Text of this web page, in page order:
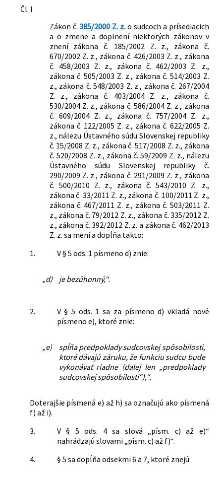
185/2002 Z. z.
niektorých zákonov
461/2003 Z. z.
Zákon o sociálnom poistení
215/2004 Z. z.
Zákon o ochrane utajovaných
skutočností a o zmene a doplnení
niektorých zákonov
757/2004 Z. z.
Zákon o súdoch a o zmene a doplnení
niektorých zákonov
301/2005 Z. z.
Trestný poriadok
Čl. I
Zákon č.385/2000 Z. z. o sudcoch a prísediacich
a o zmene a doplnení niektorých zákonov v
znení zákona č. 185/2002 Z. z., zákona č.
670/2002 Z. z., zákona č. 426/2003 Z. z., zákona
č. 458/2003 Z. z., zákona č. 462/2003 Z. z.,
zákona č. 505/2003 Z. z., zákona č. 514/2003 Z.
z., zákona č. 548/2003 Z. z., zákona č. 267/2004
Z. z., zákona č. 403/2004 Z. z., zákona č.
530/2004 Z. z., zákona č. 586/2004 Z. z., zákona
č. 609/2004 Z. z., zákona č. 757/2004 Z. z.,
zákona č. 122/2005 Z. z., zákona č. 622/2005 Z.
z., nálezu Ústavného súdu Slovenskej republiky
č. 15/2008 Z. z., zákona č. 517/2008 Z. z., zákona
č. 520/2008 Z. z., zákona č. 59/2009 Z. z., nálezu
Ústavného súdu Slovenskej republiky č.
290/2009 Z. z., zákona č. 291/2009 Z. z., zákona
č. 500/2010 Z. z., zákona č. 543/2010 Z. z.,
zákona č. 33/2011 Z. z., zákona č. 100/2011 Z. z.,
zákona č. 467/2011 Z. z., zákona č. 503/2011 Z.
z., zákona č. 79/2012 Z. z., zákona č. 335/2012 Z.
z., zákona č. 392/2012 Z. z. a zákona č. 462/2013
Z. z. sa mení a dopĺňa takto:
1.
V § 5 ods. 1 písmeno d) znie:
„d) je bezúhonný,“.
2.
V § 5 ods. 1 sa za písmeno d) vkladá nové
písmeno e), ktoré znie:
„e)
spĺňa predpoklady sudcovskej spôsobilosti,
ktoré dávajú záruku, že funkciu sudcu bude
vykonávať riadne (ďalej len „predpoklady
sudcovskej spôsobilosti“),“.
Doterajšie písmená e) až h) sa označujú ako písmená
f) až i).
3.
V § 5 ods. 4 sa slová „písm. c) až e)“
nahrádzajú slovami „písm. c) až f)“.
4.
§ 5 sa dopĺňa odsekmi 6 a 7, ktoré znejú: